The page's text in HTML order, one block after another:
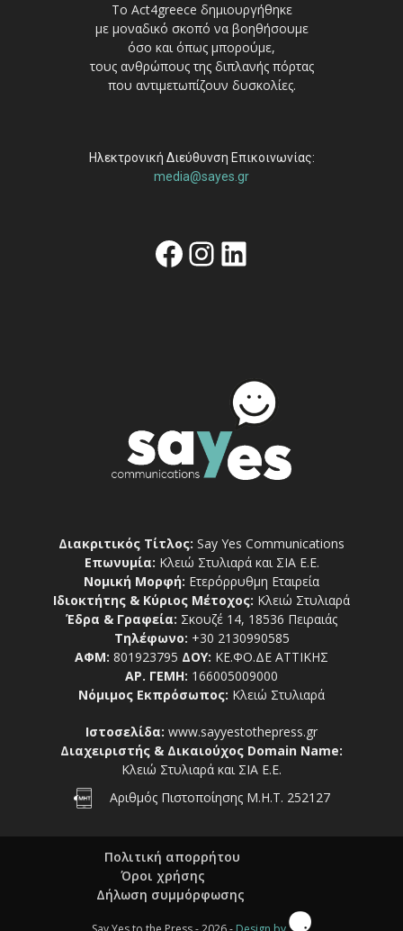
Το Act4greece δημιουργήθηκε
με μοναδικό σκοπό να βοηθήσουμε
όσο και όπως μπορούμε,
τους ανθρώπους της διπλανής πόρτας
που αντιμετωπίζουν δυσκολίες.
Ηλεκτρονική Διεύθυνση Επικοινωνίας:
media@sayes.gr
Facebook
Instagram
Linkedin
Διακριτικός Τίτλος: Say Yes Communications
Επωνυμία: Κλειώ Στυλιαρά και ΣΙΑ Ε.Ε.
Νομική Μορφή: Ετερόρρυθμη Εταιρεία
Ιδιοκτήτης & Κύριος Μέτοχος: Κλειώ Στυλιαρά
Έδρα & Γραφεία: Σκουζέ 14, 18536 Πειραιάς
Τηλέφωνο: +30 2130990585
ΑΦΜ: 801923795 ΔΟΥ: ΚΕ.ΦΟ.ΔΕ ΑΤΤΙΚΗΣ
ΑΡ. ΓΕΜΗ: 166005009000
Νόμιμος Εκπρόσωπος: Κλειώ Στυλιαρά
Ιστοσελίδα: www.sayyestothepress.gr
Διαχειριστής & Δικαιούχος Domain Name:
Κλειώ Στυλιαρά και ΣΙΑ Ε.Ε.
Αριθμός Πιστοποίησης Μ.Η.Τ. 252127
Πολιτική απορρήτου
Όροι χρήσης
Δήλωση συμμόρφωσης